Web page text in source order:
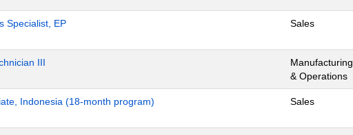
Specialist, EP Sales
III
Manufacturing
& Operations
Indonesia (18-month program) Sales